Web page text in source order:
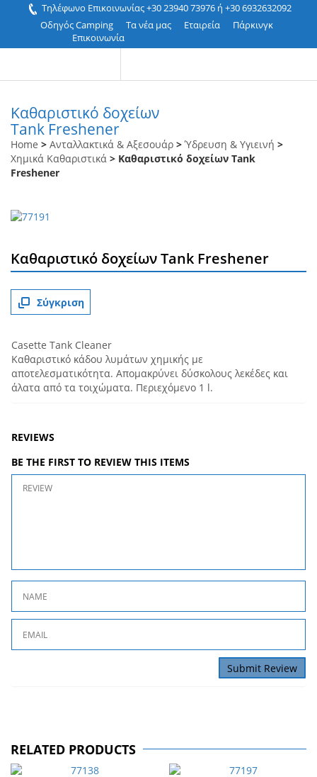
Τηλέφωνο Επικοινωνίας +30 23940 73976 ή +30 6932632092
Οδηγός Camping
Τα νέα μας Εταιρεία
Πάρκινγκ
Επικοινωνία
Kαθαριστικό δοχείων
Tank Freshener
Home > Ανταλλακτικά & Αξεσουάρ >Ύδρευση & Υγιεινή >
Χημικά Καθαριστικά > Kαθαριστικό δοχείων Tank
Freshener
Kαθαριστικό δοχείων Tank Freshener
Σύγκριση
Casette Tank Cleaner
Καθαριστικό κάδου λυμάτων χημικής με
αποτελεσματικότητα. Απομακρύνει δύσκολους λεκέδες και
άλατα από τα τοιχώματα. Περιεχόμενο 1 l.
REVIEWS
BE THE FIRST TO REVIEW THIS ITEMS
RELATED PRODUCTS